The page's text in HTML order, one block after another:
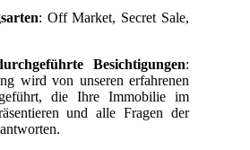
: Off Market, Secret Sale,
Besichtigungen:
wird von unseren erfahrenen
die Ihre Immobilie im
und alle Fragen der